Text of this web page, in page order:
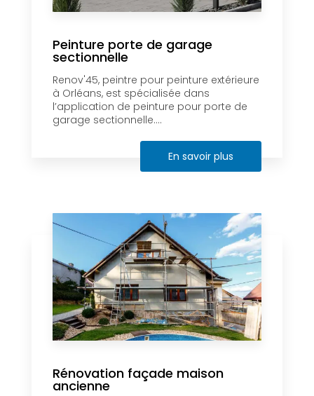
Peinture porte de garage
sectionnelle
Renov'45, peintre pour peinture extérieure
à Orléans, est spécialisée dans
l’application de peinture pour porte de
garage sectionnelle....
En savoir plus
Rénovation façade maison
ancienne